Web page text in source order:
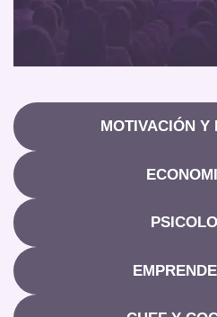
MOTIVACIÓN Y